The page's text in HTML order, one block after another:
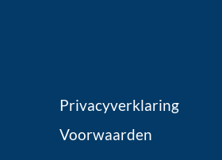
Privacyverklaring
Voorwaarden